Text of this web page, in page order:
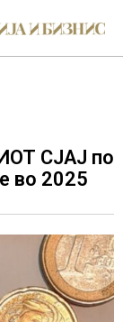
СЈАЈ по
во 2025